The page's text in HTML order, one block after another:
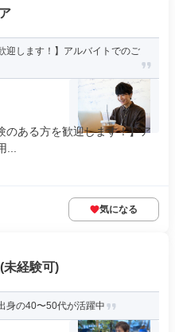
迎します！】アルバイトでのご
のある方を歓迎します！】ア
気になる
未経験可)
身の40〜50代が活躍中